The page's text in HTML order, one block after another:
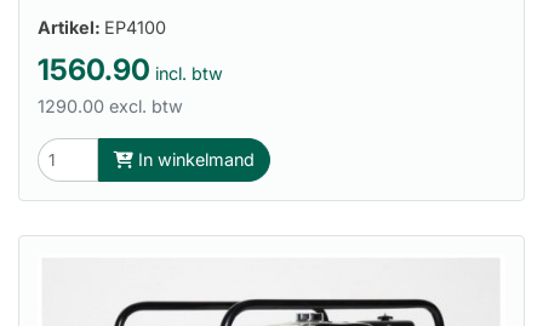
Artikel: EP4100
1560.90 incl. btw
1290.00 excl. btw
In winkelmand